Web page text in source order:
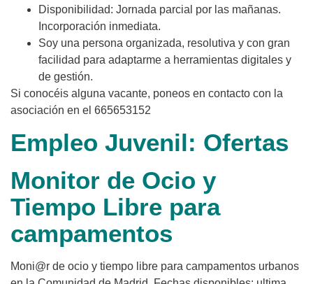
Disponibilidad: Jornada parcial por las mañanas.
Incorporación inmediata.
​Soy una persona organizada, resolutiva y con gran
facilidad para adaptarme a herramientas digitales y
de gestión.
Si conocéis alguna vacante, poneos en contacto con la
asociación en el 665653152
Empleo Juvenil: Ofertas
Monitor de Ocio y
Tiempo Libre para
campamentos
Moni@r de ocio y tiempo libre para campamentos urbanos